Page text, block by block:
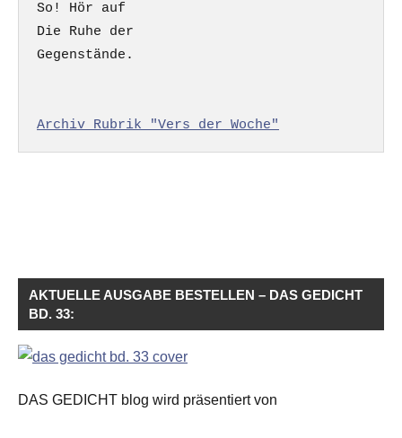
So! Hör auf
Die Ruhe der
Gegenstände.
Archiv Rubrik "Vers der Woche"
AKTUELLE AUSGABE BESTELLEN – DAS GEDICHT
BD. 33:
DAS GEDICHT blog wird präsentiert von